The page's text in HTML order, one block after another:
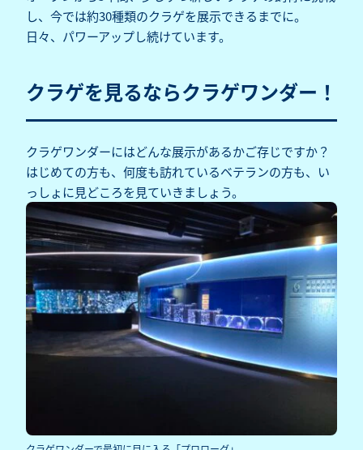
し、今では約30種類のクラゲを展示できるまでに。
日々、パワーアップし続けています。
クラゲを見るならクラゲワンダー！
クラゲワンダーにはどんな展示があるかご存じですか？
はじめての方も、何度も訪れているベテランの方も、い
っしょに見どころを見ていきましょう。